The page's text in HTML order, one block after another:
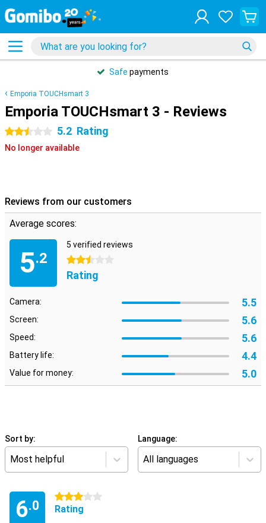
Safe payments
Emporia TOUCHsmart 3
Emporia TOUCHsmart 3 - Reviews
2.5 stars 5.2 Rating
No longer available
Reviews from our customers
Average scores:
5.2
5 verified reviews
2.5 stars
Rating
Camera: 5.5
Screen: 5.6
Speed: 5.6
Battery life: 4.4
Value for money: 5.0
Sort by:
Most helpful
Language:
All languages
6.0
3 stars
Rating